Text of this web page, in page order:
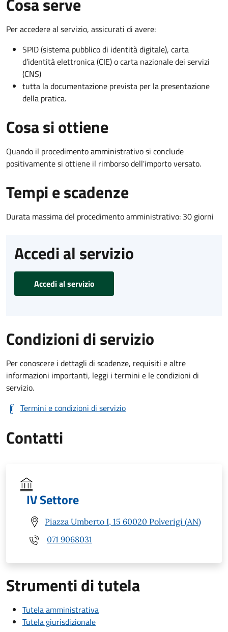
Per accedere al servizio, assicurati di avere:
SPID (sistema pubblico di identità digitale), carta
d’identità elettronica (CIE) o carta nazionale dei servizi
(CNS)
tutta la documentazione prevista per la presentazione
della pratica.
Cosa si ottiene
Quando il procedimento amministrativo si conclude
positivamente si ottiene il rimborso dell'importo versato.
Tempi e scadenze
Durata massima del procedimento amministrativo: 30 giorni
Accedi al servizio
Accedi al servizio
Condizioni di servizio
Per conoscere i dettagli di scadenze, requisiti e altre
informazioni importanti, leggi i termini e le condizioni di
servizio.
Termini e condizioni di servizio
Contatti
IV Settore
Piazza Umberto I, 15 60020 Polverigi (AN)
071 9068031
Strumenti di tutela
Tutela amministrativa
Tutela giurisdizionale